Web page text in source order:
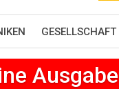
GESELLSCHAFT
Ausgabe